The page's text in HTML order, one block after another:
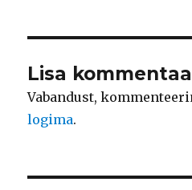
Lisa
Vabandust,
logima.